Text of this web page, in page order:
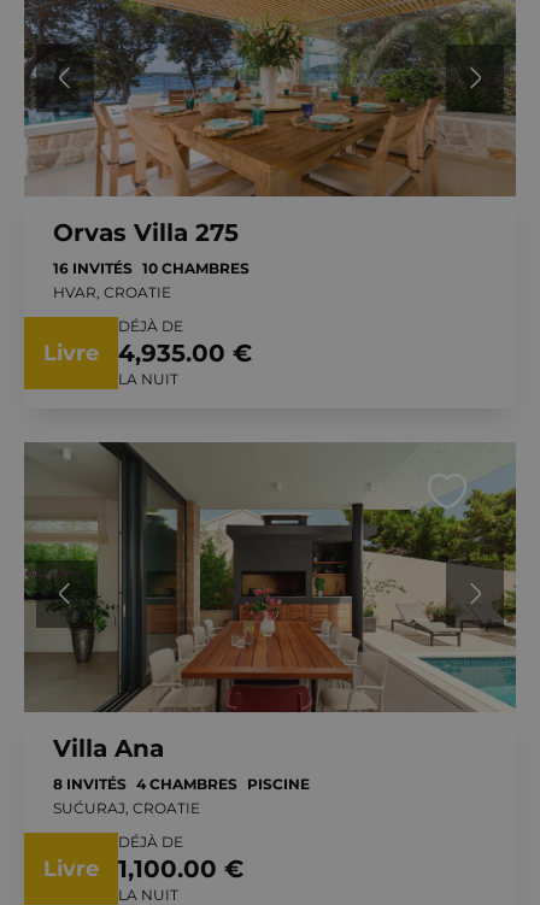
Orvas Villa 275
16 INVITÉS 10 CHAMBRES
HVAR, CROATIE
Livre
DÉJÀ DE
4,935.00 €
LA NUIT
Villa Ana
8 INVITÉS 4 CHAMBRES PISCINE
SUĆURAJ, CROATIE
Livre
DÉJÀ DE
1,100.00 €
LA NUIT